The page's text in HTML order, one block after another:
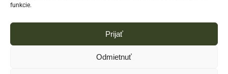
funkcie.
Prijať
Odmietnuť